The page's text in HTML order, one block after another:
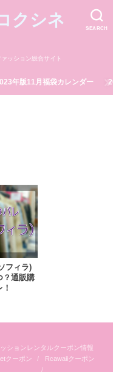
SEARCH
クシネ
ッション総合サイト
年版11月福袋カレンダー
フィラ)
？通販購
ションレンタルクーポン情報
クーポン
Rcawaiiクーポン